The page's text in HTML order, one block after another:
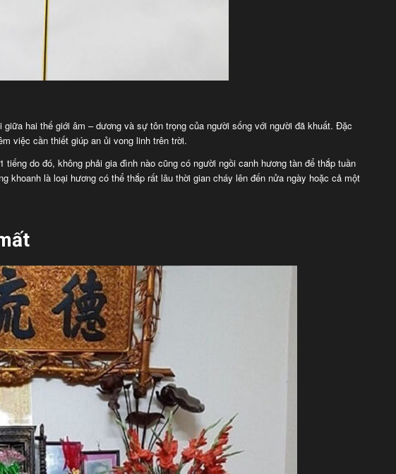
hai thế giới âm – dương và sự tôn trọng của người sống với người đã khuất. Đặc
việc cần thiết giúp an ủi vong linh trên trời.
do đó, không phải gia đình nào cũng có người ngồi canh hương tàn để thắp tuần
khoanh là loại hương có thể thắp rất lâu thời gian cháy lên đến nửa ngày hoặc cả một